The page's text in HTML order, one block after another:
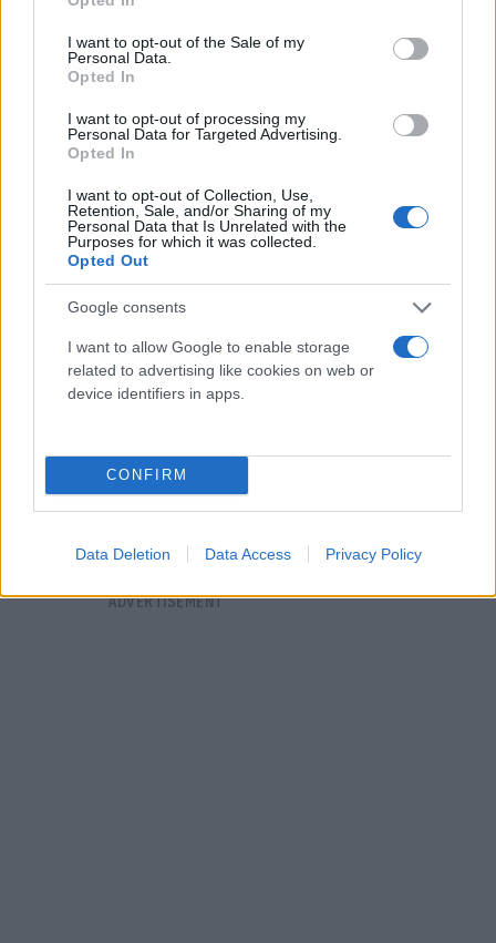
use your data for below specified purposes in below Google
consent section.
I want to opt-out of the Sale of my
Personal Data.
Opted In
I want to opt-out of processing my
Personal Data for Targeted Advertising.
Opted In
I want to opt-out of Collection, Use,
Retention, Sale, and/or Sharing of my
Personal Data that Is Unrelated with the
Purposes for which it was collected.
Opted Out
Google consents
I want to allow Google to enable storage
related to advertising like cookies on web or
device identifiers in apps.
CONFIRM
Data Deletion Data Access Privacy Policy
σήμερα στην αποθηκευτική μονάδα στο Καστέλ Σαν
Τζοβάνι, ενώ το ισπανικό συνδικάτο CCOO κάλεσε
τους εργαζόμενους στην αποθήκη της Amazon και
απεργία μίας ώρας σε κάθε βάρδια τη ερχόμενη
Δευτέρα, γνωστή ως “Cyber Monday”, που είναι η
τελευταία ημέρα των 10ήμερων εκπτώσεων της
Amazon.